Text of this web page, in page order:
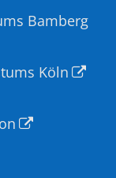
Bamberg
Köln